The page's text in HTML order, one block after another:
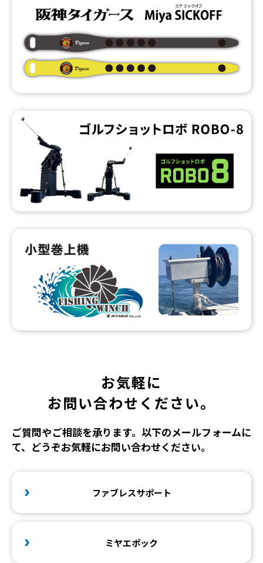
お気軽に
お問い合わせください。
ご質問やご相談を承ります。以下のメールフォームに
て、どうぞお気軽にお問い合わせください。
ファブレスサポート
ミヤエポック